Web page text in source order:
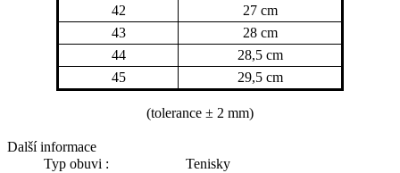
42
27 cm
43
28 cm
44
28,5 cm
45
29,5 cm
(tolerance ± 2 mm)
Další informace
Typ obuvi :
Tenisky